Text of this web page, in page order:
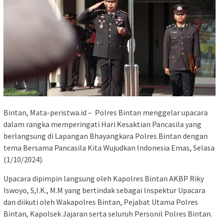
Bintan, Mata-peristwa.id – Polres Bintan menggelar upacara
dalam rangka memperingati Hari Kesaktian Pancasila yang
berlangsung di Lapangan Bhayangkara Polres Bintan dengan
tema Bersama Pancasila Kita Wujudkan Indonesia Emas, Selasa
(1/10/2024).
Upacara dipimpin langsung oleh Kapolres Bintan AKBP Riky
Iswoyo, S,I.K., M.M yang bertindak sebagai Inspektur Upacara
dan diikuti oleh Wakapolres Bintan, Pejabat Utama Polres
Bintan, Kapolsek Jajaran serta seluruh Personil Polres Bintan.